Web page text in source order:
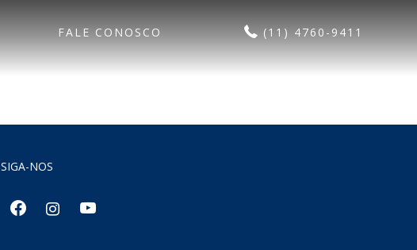
FALE CONOSCO (11) 4760-9411
SIGA-NOS
facebook instagramyoutube